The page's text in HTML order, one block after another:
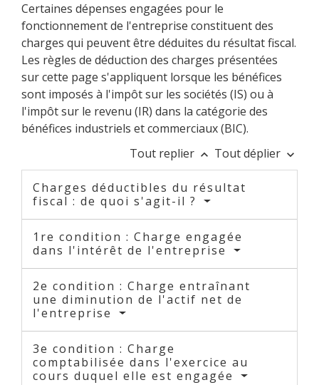
Certaines dépenses engagées pour le
fonctionnement de l'entreprise constituent des
charges qui peuvent être déduites du résultat fiscal.
Les règles de déduction des charges présentées
sur cette page s'appliquent lorsque les bénéfices
sont imposés à l'impôt sur les sociétés (IS) ou à
l'impôt sur le revenu (IR) dans la catégorie des
bénéfices industriels et commerciaux (BIC).
Tout replier keyboard_arrow_up Tout déplier keyboard_arrow_down
Charges déductibles du résultat
fiscal : de quoi s'agit-il ?
1re condition : Charge engagée
dans l'intérêt de l'entreprise
2e condition : Charge entraînant
une diminution de l'actif net de
l'entreprise
3e condition : Charge
comptabilisée dans l'exercice au
cours duquel elle est engagée